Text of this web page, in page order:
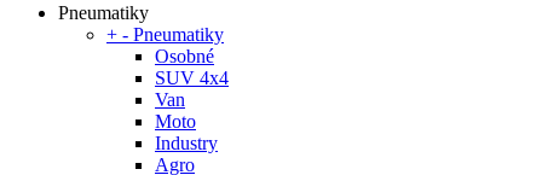
Pneumatiky
+ - Pneumatiky
Osobné
SUV 4x4
Van
Moto
Industry
Agro